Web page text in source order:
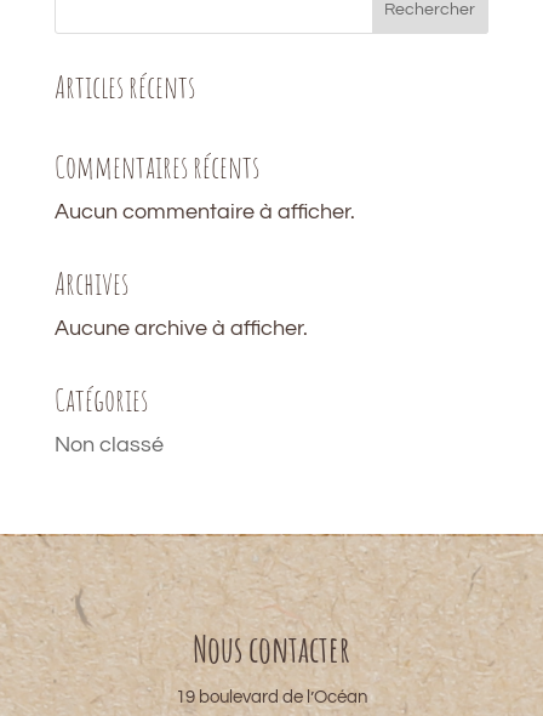
Rechercher
Articles récents
Commentaires récents
Aucun commentaire à afficher.
Archives
Aucune archive à afficher.
Catégories
Non classé
Nous contacter
19 boulevard de l’Océan